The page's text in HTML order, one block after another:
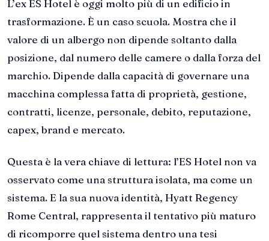
L’ex ES Hotel è oggi molto più di un edificio in
trasformazione. È un caso scuola. Mostra che il
valore di un albergo non dipende soltanto dalla
posizione, dal numero delle camere o dalla forza del
marchio. Dipende dalla capacità di governare una
macchina complessa fatta di proprietà, gestione,
contratti, licenze, personale, debito, reputazione,
capex, brand e mercato.
Questa è la vera chiave di lettura: l’ES Hotel non va
osservato come una struttura isolata, ma come un
sistema. E la sua nuova identità, Hyatt Regency
Rome Central, rappresenta il tentativo più maturo
di ricomporre quel sistema dentro una tesi